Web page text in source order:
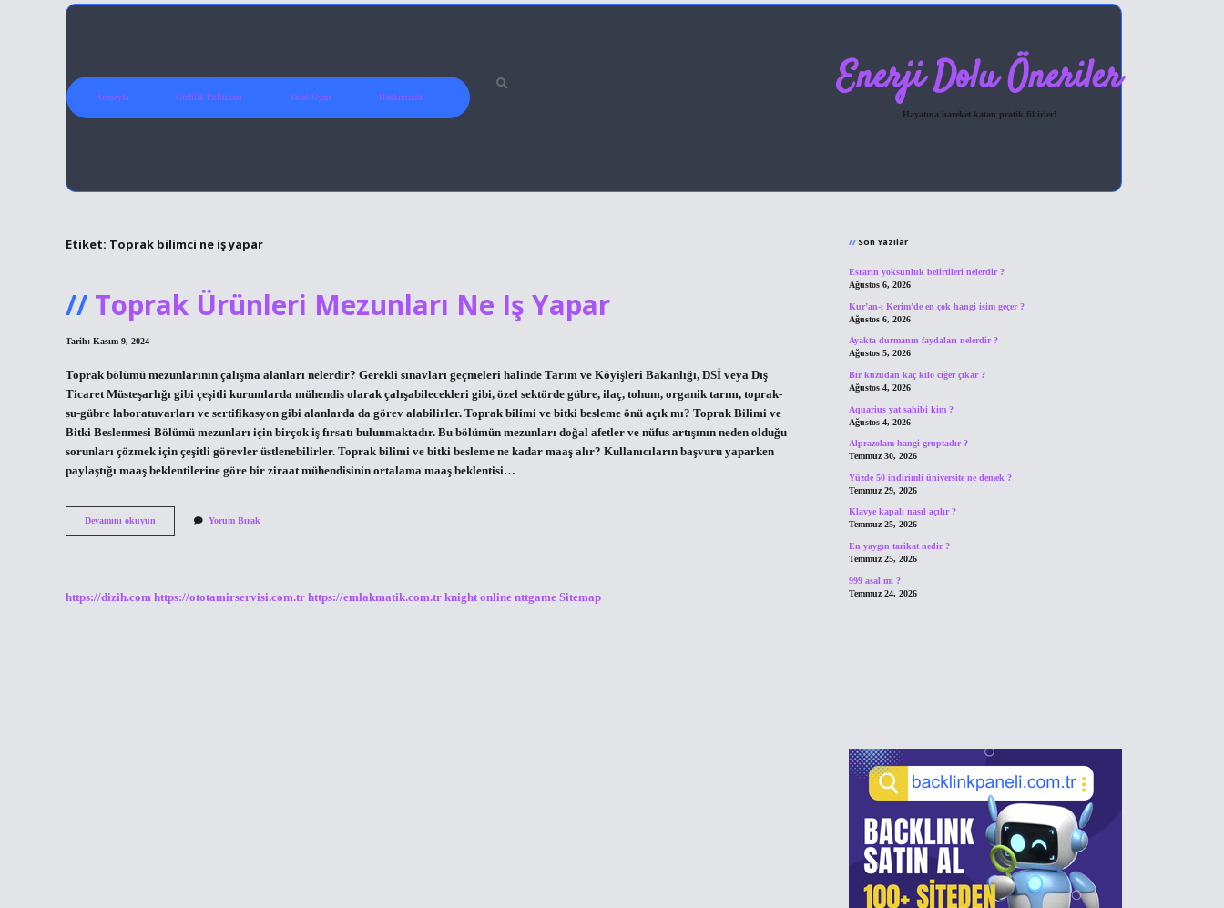
Anasayfa Gizlilik Politikası Yasal Uyarı Hakkımızda Enerji Dolu Öneriler
Hayatına hareket katan pratik fikirler!
Etiket: Toprak bilimci ne iş yapar
Toprak Ürünleri Mezunları Ne Iş Yapar
Tarih: Kasım 9, 2024
Toprak bölümü mezunlarının çalışma alanları nelerdir? Gerekli sınavları geçmeleri halinde Tarım ve Köyişleri Bakanlığı, DSİ veya Dış
Ticaret Müsteşarlığı gibi çeşitli kurumlarda mühendis olarak çalışabilecekleri gibi, özel sektörde gübre, ilaç, tohum, organik tarım, toprak-
su-gübre laboratuvarları ve sertifikasyon gibi alanlarda da görev alabilirler. Toprak bilimi ve bitki besleme önü açık mı? Toprak Bilimi ve
Bitki Beslenmesi Bölümü mezunları için birçok iş fırsatı bulunmaktadır. Bu bölümün mezunları doğal afetler ve nüfus artışının neden olduğu
sorunları çözmek için çeşitli görevler üstlenebilirler. Toprak bilimi ve bitki besleme ne kadar maaş alır? Kullanıcıların başvuru yaparken
paylaştığı maaş beklentilerine göre bir ziraat mühendisinin ortalama maaş beklentisi…
Devamını okuyun
Ürünleri
Yorum Bırak
https://dizih.com https://ototamirservisi.com.tr https://emlakmatik.com.tr knight online nttgame Sitemap
Son Yazılar
Esrarın yoksunluk belirtileri nelerdir ?
Ağustos 6, 2026
Kur’an-ı Kerim’de en çok hangi isim geçer ?
Ağustos 6, 2026
Ayakta durmanın faydaları nelerdir ?
Ağustos 5, 2026
Bir kuzudan kaç kilo ciğer çıkar ?
Ağustos 4, 2026
Aquarius yat sahibi kim ?
Ağustos 4, 2026
Alprazolam hangi gruptadır ?
Temmuz 30, 2026
Yüzde 50 indirimli üniversite ne demek ?
Temmuz 29, 2026
Klavye kapalı nasıl açılır ?
Temmuz 25, 2026
En yaygın tarikat nedir ?
Temmuz 25, 2026
999 asal mı ?
Temmuz 24, 2026